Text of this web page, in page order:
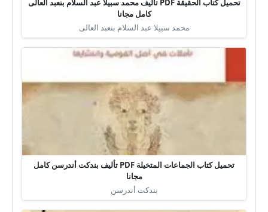
تحميل كتاب الحقيقة PDF تأليف محمد سبيلا عبد السلام بنعبد العالى
كامل مجانا
محمد سبيلا عبد السلام بنعبد العالى
تحميل كتاب الجماعات المتخيلة PDF تأليف بندكت أندرسن كامل
مجانا
بندكت أندرسن